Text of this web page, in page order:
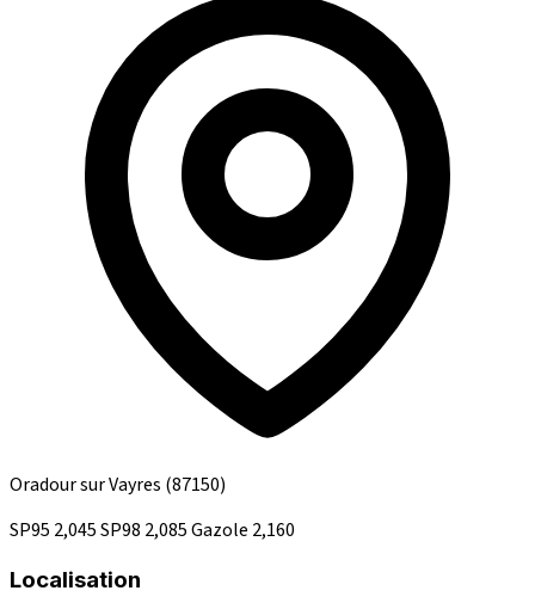
Oradour sur Vayres (87150)
SP95 2,045SP98 2,085Gazole 2,160
Localisation